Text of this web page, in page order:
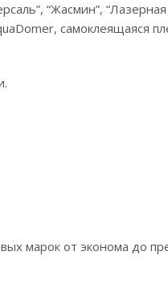
“Жасмин”,
самоклеящаяся
марок от эконома до